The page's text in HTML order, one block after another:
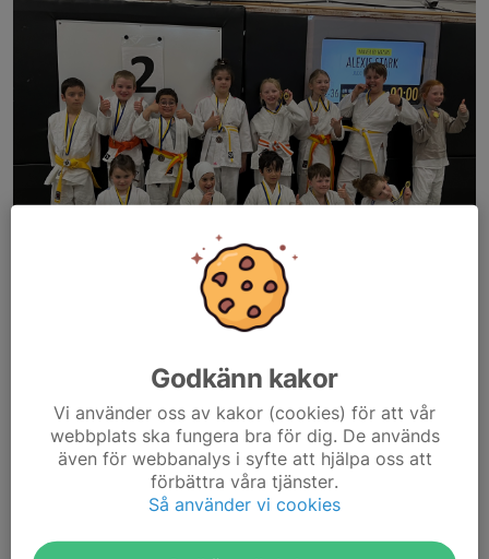
7 juni kl. 10.00
hälsar vi alla barn och familjer
terminsavslutning och Poängjakt
för alla barn)
Även deltagare från andra klubbar är...
Läs mer
Träning för vuxna nybörjare i höst!
Godkänn kakor
Vi använder oss av kakor (cookies) för att vår
webbplats ska fungera bra för dig. De används
även för webbanalys i syfte att hjälpa oss att
förbättra våra tjänster.
Så använder vi cookies